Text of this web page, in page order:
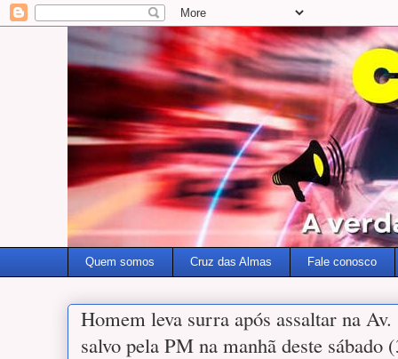
Quem somos Cruz das Almas Fale conosco
Homem leva surra após assaltar na
salvo pela PM na manhã deste sábado